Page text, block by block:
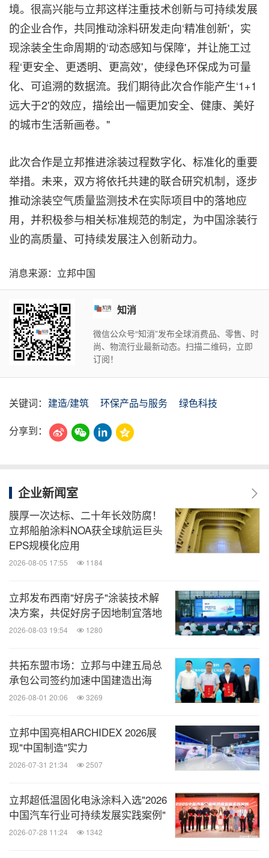
境。很高兴能与立邦这样注重技术创新与可持续发展
的企业合作，共同推动涂料研发走向‘精准创新'，实
现涂装全生命周期的‘动态感知与保障'，并让施工过
程‘更安全、更透明、更高效'，使绿色环保成为可量
化、可追溯的数据流。我们期待此次合作能产生‘1+1
远大于2'的效应，描绘出一幅更加安全、健康、美好
的城市生活新画卷。"
此次合作是立邦推进涂装过程数字化、标准化的重要
举措。未来，双方将依托共建的联合研究机制，逐步
推动涂装空气质量监测技术在实际项目中的落地应
用，并积极参与相关标准规范的制定，为中国涂装行
业的高质量、可持续发展注入创新动力。
消息来源：立邦中国
知消
微信公众号“知消”发布全球消费品、零售、时
尚、物流行业最新动态。扫描二维码，立即
订阅！
关键词： 建造/建筑 环保产品与服务
绿色科技
分享到：
企业新闻室
膜厚一次达标、二十年长效防腐！
立邦船舶涂料NOA获全球航运巨头
EPS规模化应用
2026-08-05 17:55 1184
立邦发布西南"好房子"涂装技术解
决方案，共促好房子因地制宜落地
2026-08-03 19:54 1280
共拓东盟市场：立邦与中建五局总
承包公司签约加速中国建造出海
2026-08-01 20:06 3269
立邦中国亮相ARCHIDEX 2026展
现"中国制造"实力
2026-07-31 21:34 2507
立邦超低温固化电泳涂料入选"2026
中国汽车行业可持续发展实践案例"
2026-07-28 11:24 1342